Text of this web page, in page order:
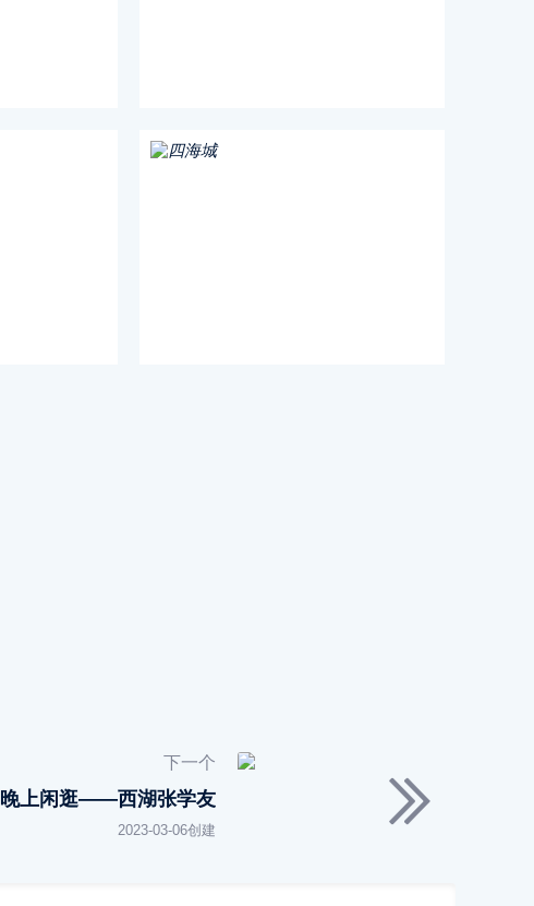
下一个
晚上闲逛——西湖张学友
2023-03-06创建